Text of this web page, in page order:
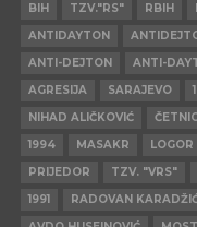
BIH TZV."RS" RBIH
ANTIDAYTON
ANTI-DEJTON
ANTI-
AGRESIJA
SARAJEVO
NIHAD ALIČKOVIĆ
ČETNICI
1994
MASAKR LOGOR
PRIJEDOR
TZV. "VRS"
1991
RADOVAN